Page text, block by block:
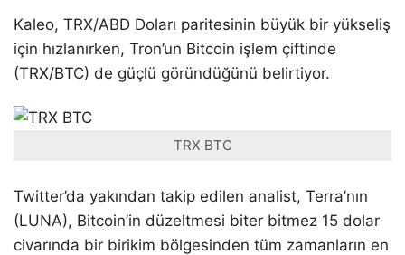
Kaleo, TRX/ABD Doları paritesinin büyük bir yükseliş
için hızlanırken, Tron’un Bitcoin işlem çiftinde
(TRX/BTC) de güçlü göründüğünü belirtiyor.
TRX BTC
Twitter’da yakından takip edilen analist, Terra’nın
(LUNA), Bitcoin’in düzeltmesi biter bitmez 15 dolar
civarında bir birikim bölgesinden tüm zamanların en